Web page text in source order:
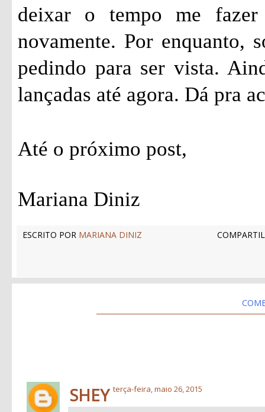
deixar o tempo me fazer
novamente. Por enquanto,
pedindo para ser vista.
lançadas até agora. Dá pra
Até o próximo post,
Mariana Diniz
ESCRITO POR MARIANA DINIZ
SHEY terça-feira, maio 26, 2015